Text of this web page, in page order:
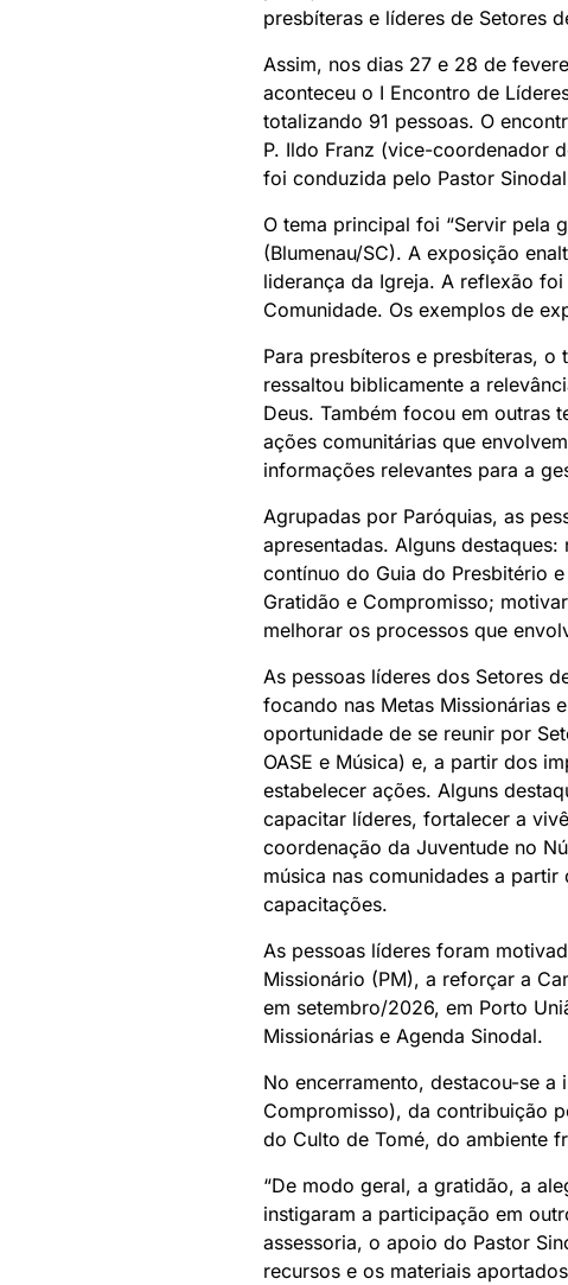
presbíteras e líderes de Setores
Assim, nos dias 27 e 28 de
aconteceu o I Encontro de
totalizando 91 pessoas. O
P. Ildo Franz (vice-coordenador
foi conduzida pelo Pastor
O tema principal foi “Servir pela
(Blumenau/SC). A exposição
liderança da Igreja. A reflexão
Comunidade. Os exemplos de
Para presbíteros e presbíteras, o
ressaltou biblicamente a
Deus. Também focou em outras
ações comunitárias que
informações relevantes para a
Agrupadas por Paróquias, as
apresentadas. Alguns
contínuo do Guia do Presbitério
Gratidão e Compromisso;
melhorar os processos que
As pessoas líderes dos Setores
focando nas Metas Missionárias
oportunidade de se reunir por
OASE e Música) e, a partir dos
estabelecer ações. Alguns
capacitar líderes, fortalecer a
coordenação da Juventude no
música nas comunidades a
capacitações.
As pessoas líderes foram
Missionário (PM), a reforçar a
em setembro/2026, em Porto
Missionárias e Agenda Sinodal.
No encerramento, destacou-se
Compromisso), da contribuição
do Culto de Tomé, do ambiente
“De modo geral, a gratidão, a
instigaram a participação em
assessoria, o apoio do Pastor
recursos e os materiais